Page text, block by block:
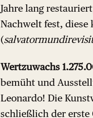
Jahre lang
Nachwelt fest, diese
(
Wertzuwachs
bemüht und
Leonardo! Die
schließlich der erste